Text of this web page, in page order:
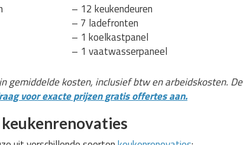
– 12 keukendeuren
– 7 ladefronten
– 1 koelkastpanel
– 1 vaatwasserpaneel
gemiddelde kosten, inclusief btw en arbeidskosten.
voor exacte prijzen gratis offertes aan.